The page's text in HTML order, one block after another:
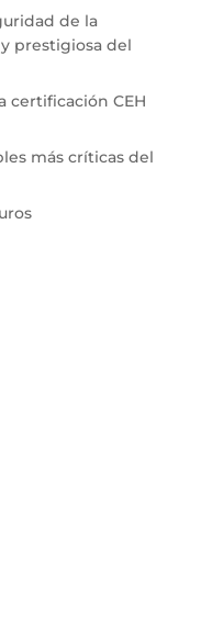
de la
prestigiosa del
certificación CEH
más críticas del